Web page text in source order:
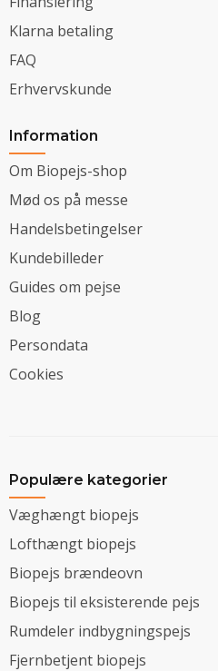
Klarna betaling
FAQ
Erhvervskunde
Information
Om Biopejs-shop
Mød os på messe
Handelsbetingelser
Kundebilleder
Guides om pejse
Blog
Persondata
Cookies
Populære kategorier
Væghængt biopejs
Lofthængt biopejs
Biopejs brændeovn
Biopejs til eksisterende pejs
Rumdeler indbygningspejs
Fjernbetjent biopejs